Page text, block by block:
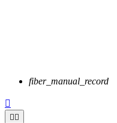
fiber_manual_record

 